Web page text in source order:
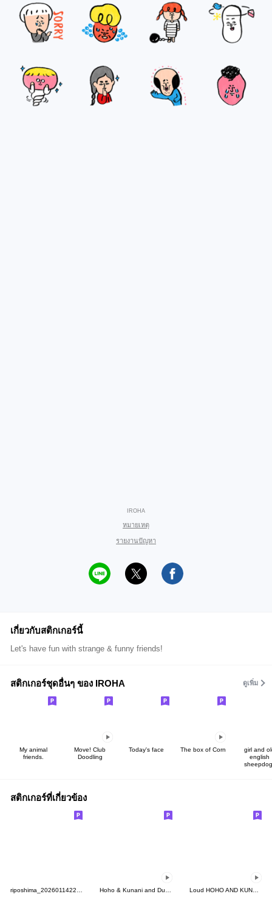
IROHA
หมายเหตุ
รายงานปัญหา
เกี่ยวกับสติกเกอร์นี้
Let's have fun with strange & funny friends!
สติกเกอร์ชุดอื่นๆ ของ IROHA ดูเพิ่ม
My animal
friends.
Move! Club
Doodling
Today's face The box of Corn
girl and
english
สติกเกอร์ที่เกี่ยวข้อง
riposhima_20260114223825 Hoho & Kunani and Duggy Loud HOHO AND KUNANI